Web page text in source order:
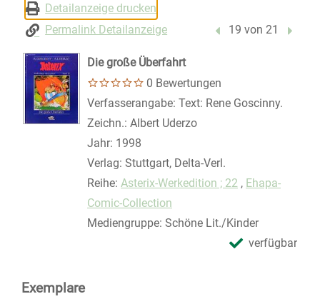
Detailanzeige drucken
Permalink Detailanzeige
Vorheriger Treffer
19 von 21
Die große Überfahrt
0 Bewertungen
Suche nach diesem Verfasser
Verfasserangabe: Text: Rene Goscinny.
Zeichn.: Albert Uderzo
Jahr: 1998
Verlag: Stuttgart, Delta-Verl.
Reihe: Asterix-Werkedition ; 22 , Ehapa-
Comic-Collection
Mediengruppe: Schöne Lit./Kinder
verfügbar
Exemplare